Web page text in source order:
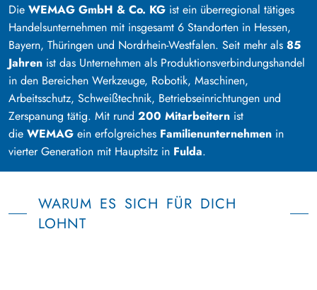
Die WEMAG GmbH & Co. KG ist ein überregional tätiges
Handelsunternehmen mit insgesamt 6 Standorten in Hessen,
Bayern, Thüringen und Nordrhein-Westfalen. Seit mehr als 85
Jahren ist das Unternehmen als Produktionsverbindungshandel
in den Bereichen Werkzeuge, Robotik, Maschinen,
Arbeitsschutz, Schweißtechnik, Betriebseinrichtungen und
Zerspanung tätig. Mit rund 200 Mitarbeitern ist
die WEMAG ein erfolgreiches Familienunternehmen in
vierter Generation mit Hauptsitz in Fulda.
WARUM ES SICH FÜR DICH
LOHNT